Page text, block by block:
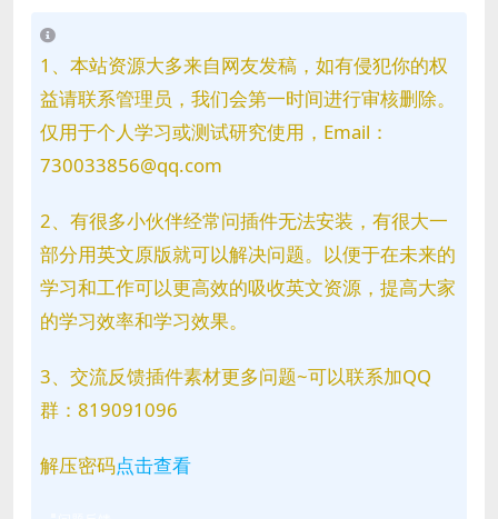
1、本站资源大多来自网友发稿，如有侵犯你的权
益请联系管理员，我们会第一时间进行审核删除。
仅用于个人学习或测试研究使用，Email：
730033856@qq.com
2、有很多小伙伴经常问插件无法安装，有很大一
部分用英文原版就可以解决问题。以便于在未来的
学习和工作可以更高效的吸收英文资源，提高大家
的学习效率和学习效果。
3、交流反馈插件素材更多问题~可以联系加QQ
群：819091096
解压密码点击查看